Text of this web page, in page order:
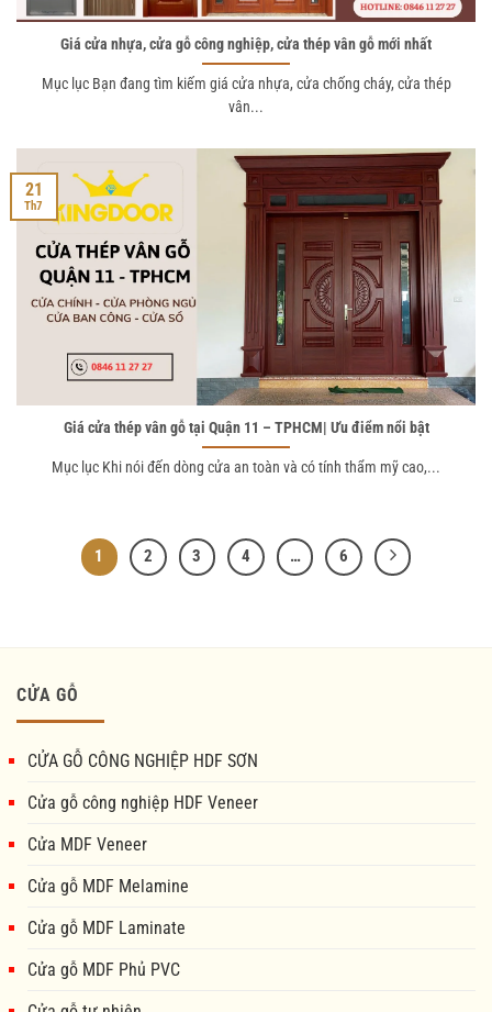
Giá cửa nhựa, cửa gỗ công nghiệp, cửa thép vân gỗ mới nhất
Mục lục Bạn đang tìm kiếm giá cửa nhựa, cửa chống cháy, cửa thép
vân...
Giá cửa thép vân gỗ tại Quận 11 – TPHCM| Ưu điểm nổi bật
Mục lục Khi nói đến dòng cửa an toàn và có tính thẩm mỹ cao,...
21
Th7
1 2 3 4 … 6
CỬA GỖ
CỬA GỖ CÔNG NGHIỆP HDF SƠN
Cửa gỗ công nghiệp HDF Veneer
Cửa MDF Veneer
Cửa gỗ MDF Melamine
Cửa gỗ MDF Laminate
Cửa gỗ MDF Phủ PVC